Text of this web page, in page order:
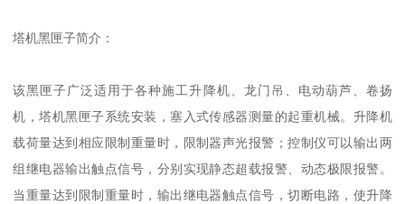
塔机黑匣子简介：
该黑匣子广泛适用于各种施工升降机、龙门吊、电动葫芦、卷扬
机，塔机黑匣子系统安装，塞入式传感器测量的起重机械。升降机
载荷量达到相应限制重量时，限制器声光报警；控制仪可以输出两
组继电器输出触点信号，分别实现静态超载报警、动态极限报警。
当重量达到限制重量时，输出继电器触点信号，切断电路，使升降